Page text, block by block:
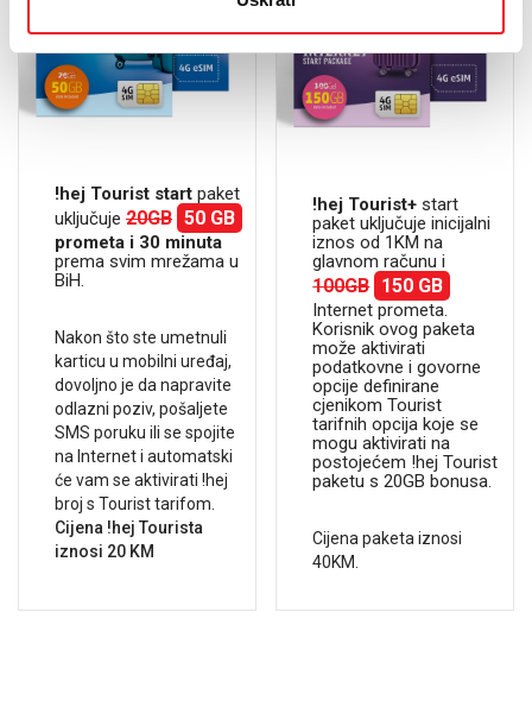
!hej Tourist start paket
uključuje 20GB 50 GB
prometa i 30 minuta
prema svim mrežama u
BiH.
Nakon što ste umetnuli
karticu u mobilni uređaj,
dovoljno je da napravite
odlazni poziv, pošaljete
SMS poruku ili se spojite
na Internet i automatski
će vam se aktivirati !hej
broj s Tourist tarifom.
Cijena !hej Tourista
iznosi 20 KM
!hej Tourist+ start
paket uključuje inicijalni
iznos od 1KM na
glavnom računu i
100GB 150 GB
Internet prometa.
Korisnik ovog paketa
može aktivirati
podatkovne i govorne
opcije definirane
cjenikom Tourist
tarifnih opcija koje se
mogu aktivirati na
postojećem !hej Tourist
paketu s 20GB bonusa.
Cijena paketa iznosi
40KM.